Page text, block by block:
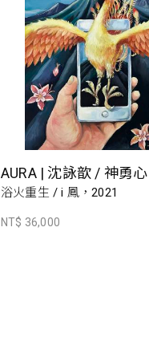
AURA | 沈詠歆 / 神勇心
浴火重生 / i 鳳，2021
NT$ 36,000